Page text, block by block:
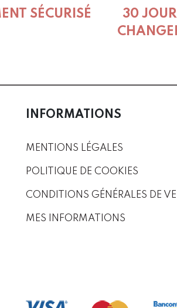
SÉCURISÉ
30
INFORMATIONS
MENTIONS LÉGALES
POLITIQUE DE COOKIES
CONDITIONS GÉNÉRALES DE
MES INFORMATIONS